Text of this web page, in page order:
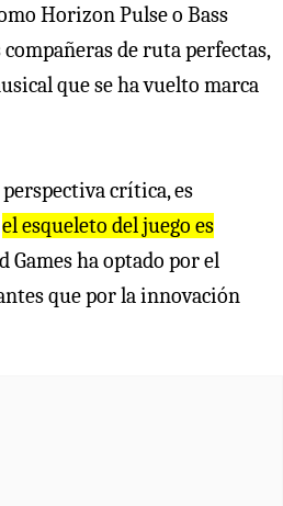
Horizon Pulse o Bass
de ruta perfectas,
que se ha vuelto marca
crítica, es
el esqueleto del juego es
Games ha optado por el
que por la innovación